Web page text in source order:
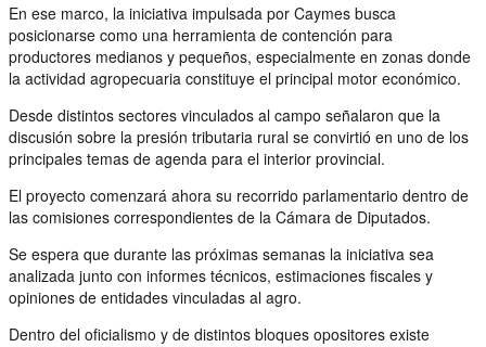
En ese marco, la iniciativa impulsada por Caymes busca
posicionarse como una herramienta de contención para
productores medianos y pequeños, especialmente en zonas donde
la actividad agropecuaria constituye el principal motor económico.
Desde distintos sectores vinculados al campo señalaron que la
discusión sobre la presión tributaria rural se convirtió en uno de los
principales temas de agenda para el interior provincial.
El proyecto comenzará ahora su recorrido parlamentario dentro de
las comisiones correspondientes de la Cámara de Diputados.
Se espera que durante las próximas semanas la iniciativa sea
analizada junto con informes técnicos, estimaciones fiscales y
opiniones de entidades vinculadas al agro.
Dentro del oficialismo y de distintos bloques opositores existe